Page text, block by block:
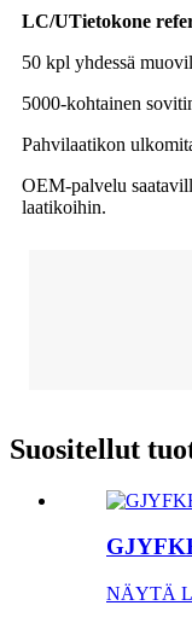
LC/UTietokone
50 kpl yhdessä
5000-kohtainen
Pahvilaatikon
OEM-palvelu
laatikoihin.
Suositellut
NÄYTÄ